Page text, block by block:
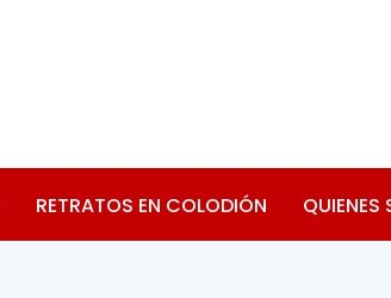
RETRATOS EN COLODIÓN QUIENES